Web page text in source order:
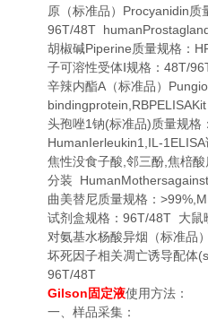
原（标准品） Procyanidin质
96T/48T
胡椒碱Piperine质量规格：
子可溶性受体Ⅰ规格： 48T/
辛辣内酯A （标准品）
头孢唑1 钠(标准品)质量规格
HumanIerleukin1,IL-1ELISA
焦性没食子酸 邻三酚 焦棓酸
分装
曲美替尼质量规格：
试剂盒规格： 96T/48T 大鼠
对氨基水杨酸异烟（标准品
坏死因子相关凋亡诱导配体
96T/48T
Gilson 固定液使用方法：
一、样品采集：